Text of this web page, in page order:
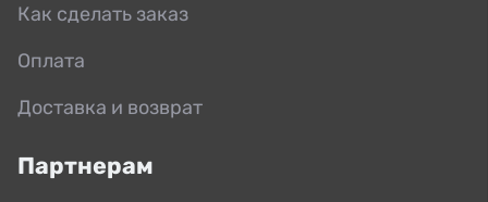
Как сделать заказ
Оплата
Доставка и возврат
Партнерам